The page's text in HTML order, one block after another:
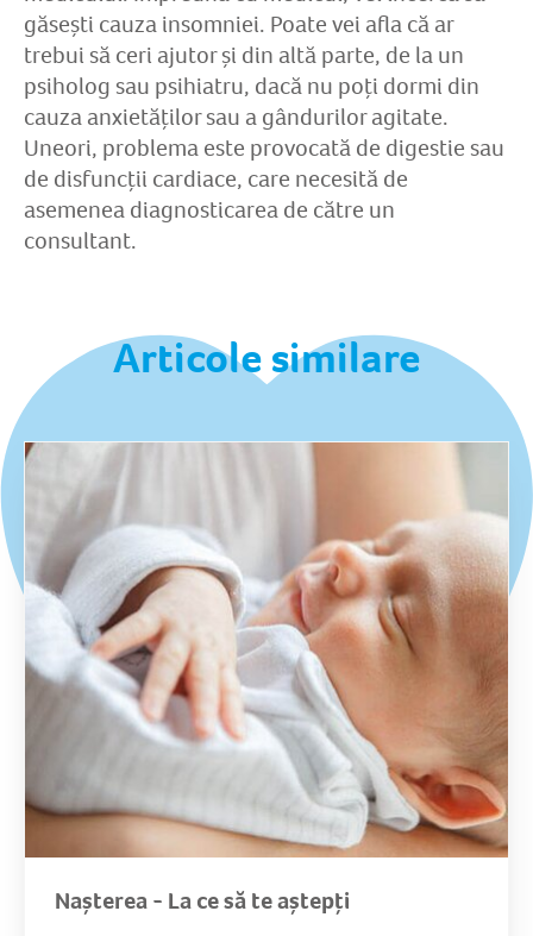
găsești cauza insomniei. Poate vei afla că ar
trebui să ceri ajutor și din altă parte, de la un
psiholog sau psihiatru, dacă nu poți dormi din
cauza anxietăților sau a gândurilor agitate.
Uneori, problema este provocată de digestie sau
de disfuncții cardiace, care necesită de
asemenea diagnosticarea de către un
consultant.
Articole similare
Nașterea - La ce să te aștepți